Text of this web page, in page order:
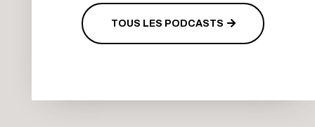
TOUS LES PODCASTS